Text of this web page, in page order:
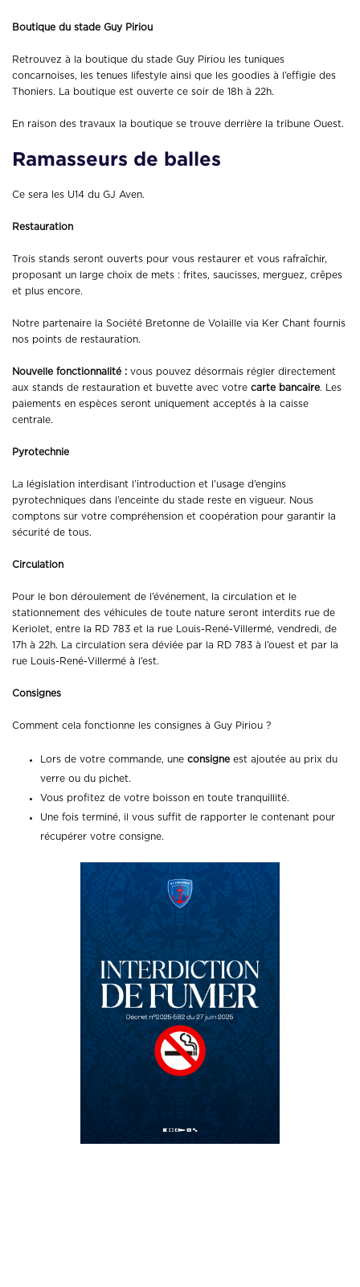
Boutique du stade Guy Piriou
Retrouvez à la boutique du stade Guy Piriou les tuniques
concarnoises, les tenues lifestyle ainsi que les goodies à l’effigie des
Thoniers. La boutique est ouverte ce soir de 18h à 22h.
En raison des travaux la boutique se trouve derrière la tribune Ouest.
Ramasseurs de balles
Ce sera les U14 du GJ Aven.
Restauration
Trois stands seront ouverts pour vous restaurer et vous rafraîchir,
proposant un large choix de mets : frites, saucisses, merguez, crêpes
et plus encore.
Notre partenaire la Société Bretonne de Volaille via Ker Chant fournis
nos points de restauration.
Nouvelle fonctionnalité : vous pouvez désormais régler directement
aux stands de restauration et buvette avec votre carte bancaire. Les
paiements en espèces seront uniquement acceptés à la caisse
centrale.
Pyrotechnie
La législation interdisant l’introduction et l’usage d’engins
pyrotechniques dans l’enceinte du stade reste en vigueur. Nous
comptons sur votre compréhension et coopération pour garantir la
sécurité de tous.
Circulation
Pour le bon déroulement de l’événement, la circulation et le
stationnement des véhicules de toute nature seront interdits rue de
Keriolet, entre la RD 783 et la rue Louis-René-Villermé, vendredi, de
17h à 22h. La circulation sera déviée par la RD 783 à l’ouest et par la
rue Louis-René-Villermé à l’est.
Consignes
Comment cela fonctionne les consignes à Guy Piriou ?
Lors de votre commande, une consigne est ajoutée au prix du
verre ou du pichet.
Vous profitez de votre boisson en toute tranquillité.
Une fois terminé, il vous suffit de rapporter le contenant pour
récupérer votre consigne.